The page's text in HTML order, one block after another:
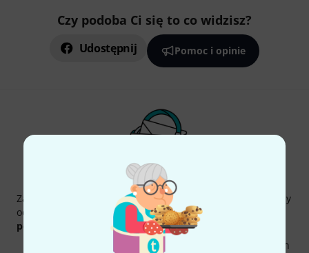
Czy podoba Ci się to co widzisz?
Udostępnij Pomoc i opinie
Thomann Newsletter
Zapisz się do Thomann Newsletter w języku polskim, a przy
odrobinie szczęścia możesz wygrać jeden z
podarunkowych
warty 50 €!
Oferty Spostrzeżenia Thomann